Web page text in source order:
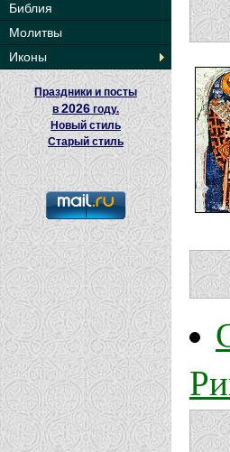
Библия
Молитвы
Иконы
Праздники и посты
в2026 году.
Новый стиль
Старый стиль